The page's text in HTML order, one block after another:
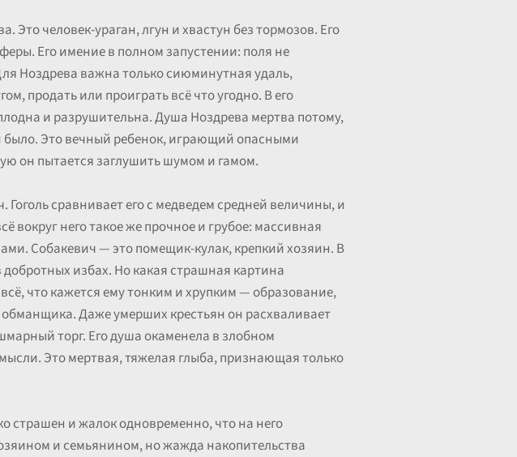
человек-ураган, лгун и хвастун без тормозов. Его
Его имение в полном запустении: поля не
Ноздрева важна только сиюминутная удаль,
продать или проиграть всё что угодно. В его
и разрушительна. Душа Ноздрева мертва потому,
было. Это вечный ребенок, играющий опасными
он пытается заглушить шумом и гамом.
сравнивает его с медведем средней величины, и
вокруг него такое же прочное и грубое: массивная
Собакевич — это помещик-кулак, крепкий хозяин. В
избах. Но какая страшная картина
что кажется ему тонким и хрупким — образование,
Даже умерших крестьян он расхваливает
торг. Его душа окаменела в злобном
Это мертвая, тяжелая глыба, признающая только
страшен и жалок одновременно, что на него
и семьянином, но жажда накопительства